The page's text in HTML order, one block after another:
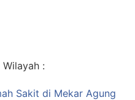
:
Sakit di Mekar Agung